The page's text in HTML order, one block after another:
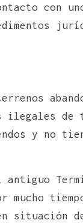
con
ilegales de
y no
situación